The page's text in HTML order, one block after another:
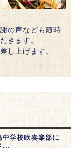
の声なども随時
きます。
し上げます。
中学校吹奏楽部に
...